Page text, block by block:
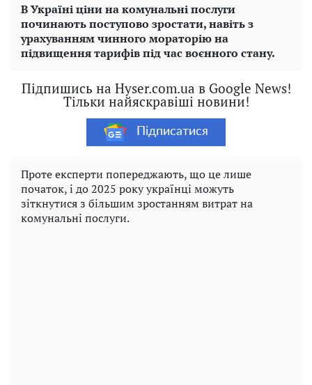
В Україні ціни на комунальні послуги
починають поступово зростати, навіть з
урахуванням чинного мораторію на
підвищення тарифів під час воєнного стану.
Підпишись на Hyser.com.ua в Google News!
Тільки найяскравіші новини!
Підписатися
Проте експерти попереджають, що це лише
початок, і до 2025 року українці можуть
зіткнутися з більшим зростанням витрат на
комунальні послуги.